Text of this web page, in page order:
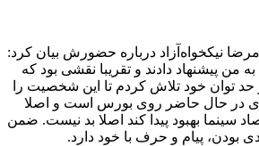
نیکخواه‌آزاد درباره حضورش بیان کرد:
من پیشنهاد دادند و تقریبا نقشی بود که
حد توان خود تلاش کردم تا این شخصیت را
در حال حاضر روی بورس است و اصلا
سینما بهبود پیدا کند اصلا بد نیست. ضمن
بودن، پیام و حرف با خود دارد.